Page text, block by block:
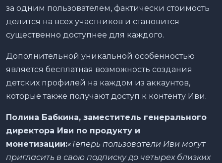
за одним пользователем, фактически стоимость
делится на всех участников и становится
существенно доступнее для каждого.
Дополнительной уникальной особенностью
является бесплатная возможность создания
детских профилей на каждом из аккаунтов,
которые также получают доступ к контенту Иви.
Полина Бабкина, заместитель генерального
директора Иви по продукту и
монетизации:«Теперь пользователи Иви могут
пригласить в свою подписку до четырех близких